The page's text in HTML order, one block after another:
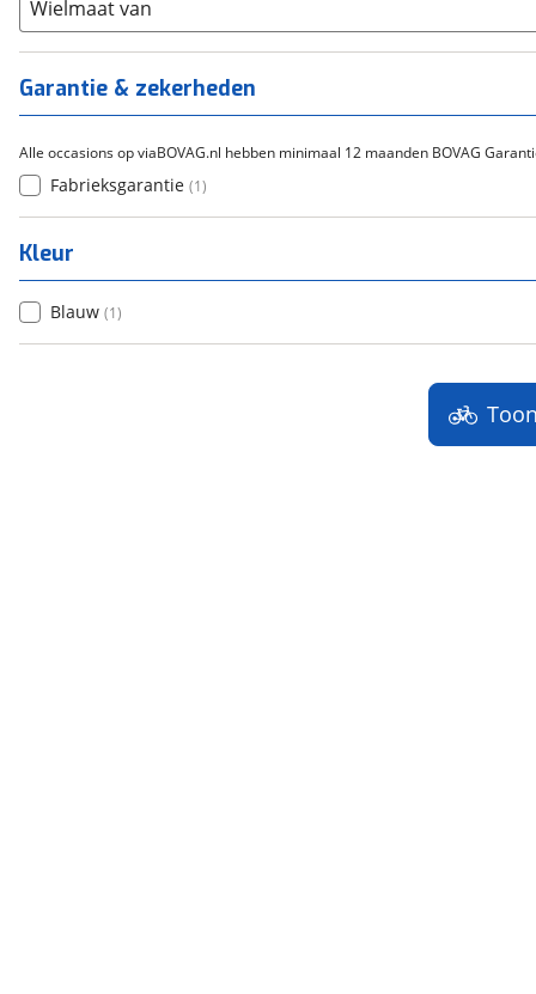
Staal (0 )
Tica
Wielmaat van
Garantie & zekerheden
Alle occasions op viaBOVAG.nl hebben minimaal 12 maanden BOVAG
Fabrieksgarantie (1)
Kleur
Blauw (1)